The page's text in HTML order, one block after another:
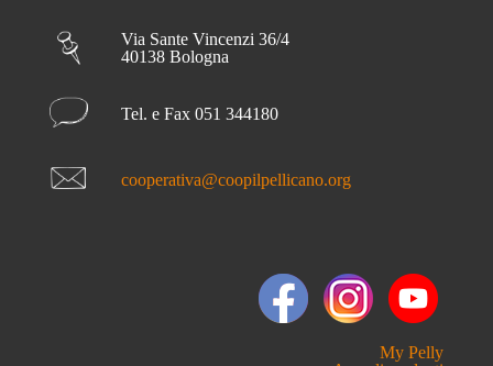
Via Sante Vincenzi 36/4
40138 Bologna
Tel. e Fax 051 344180
cooperativa@coopilpellicano.org
My Pelly